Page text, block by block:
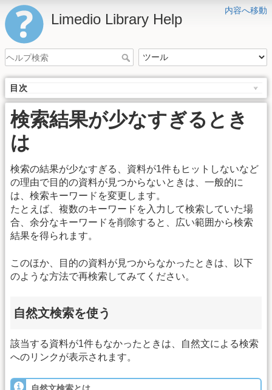
内容へ移動
Limedio Library Help
目次
検索結果が少なすぎるとき
は
検索の結果が少なすぎる、資料が1件もヒットしないなど
の理由で目的の資料が見つからないときは、一般的に
は、検索キーワードを変更します。
たとえば、複数のキーワードを入力して検索していた場
合、余分なキーワードを削除すると、広い範囲から検索
結果を得られます。
このほか、目的の資料が見つからなかったときは、以下
のような方法で再検索してみてください。
自然文検索を使う
該当する資料が1件もなかったときは、自然文による検索
へのリンクが表示されます。